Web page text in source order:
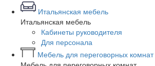
Итальянская мебель
Итальянская мебель
Кабинеты руководителя
Для персонала
Мебель для переговорных комнат